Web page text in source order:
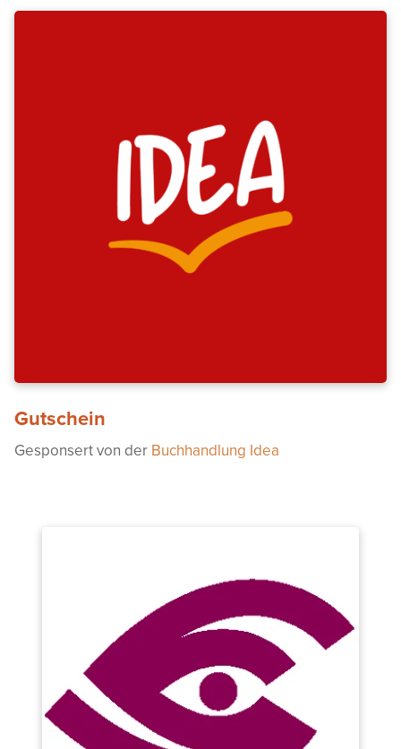
Gutschein
Gesponsert von der Buchhandlung Idea